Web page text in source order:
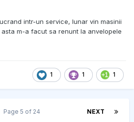
intr-un service, lunar vin masinii
m-a facut sa renunt la anvelopele
1 1 1
NEXT
Page 5 of 24